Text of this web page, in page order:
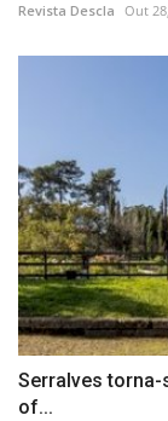
Revista Descla Out
Serralves torna-
of...